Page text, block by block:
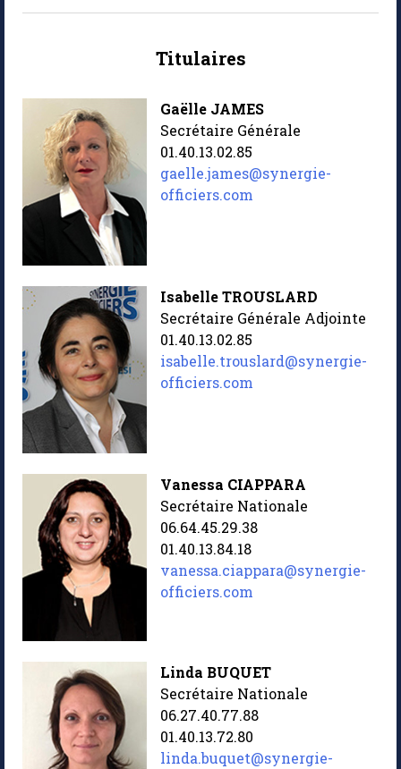
Titulaires
Gaëlle JAMES
Secrétaire Générale
01.40.13.02.85
gaelle.james@synergie-
officiers.com
Isabelle TROUSLARD
Secrétaire Générale Adjointe
01.40.13.02.85
isabelle.trouslard@synergie-
officiers.com
Vanessa CIAPPARA
Secrétaire Nationale
06.64.45.29.38
01.40.13.84.18
vanessa.ciappara@synergie-
officiers.com
Linda BUQUET
Secrétaire Nationale
06.27.40.77.88
01.40.13.72.80
linda.buquet@synergie-